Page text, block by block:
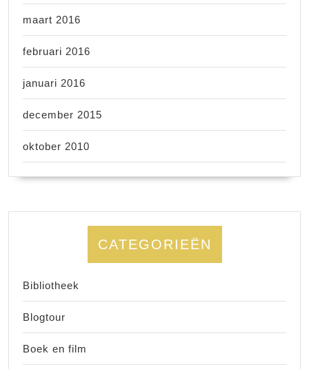
maart 2016
februari 2016
januari 2016
december 2015
oktober 2010
CATEGORIEËN
Bibliotheek
Blogtour
Boek en film